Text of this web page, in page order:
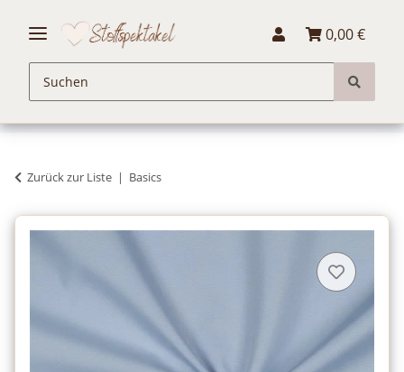
0,00 €
Zurück zur Liste Basics